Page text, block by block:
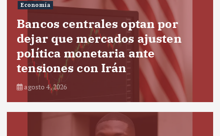
Economía
Bancos centrales optan por
dejar que mercados ajusten
política monetaria ante
tensiones con Irán
agosto 4, 2026